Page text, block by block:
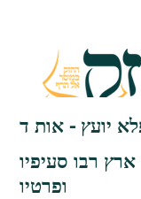
רבו סעיפיו
ופרטיו